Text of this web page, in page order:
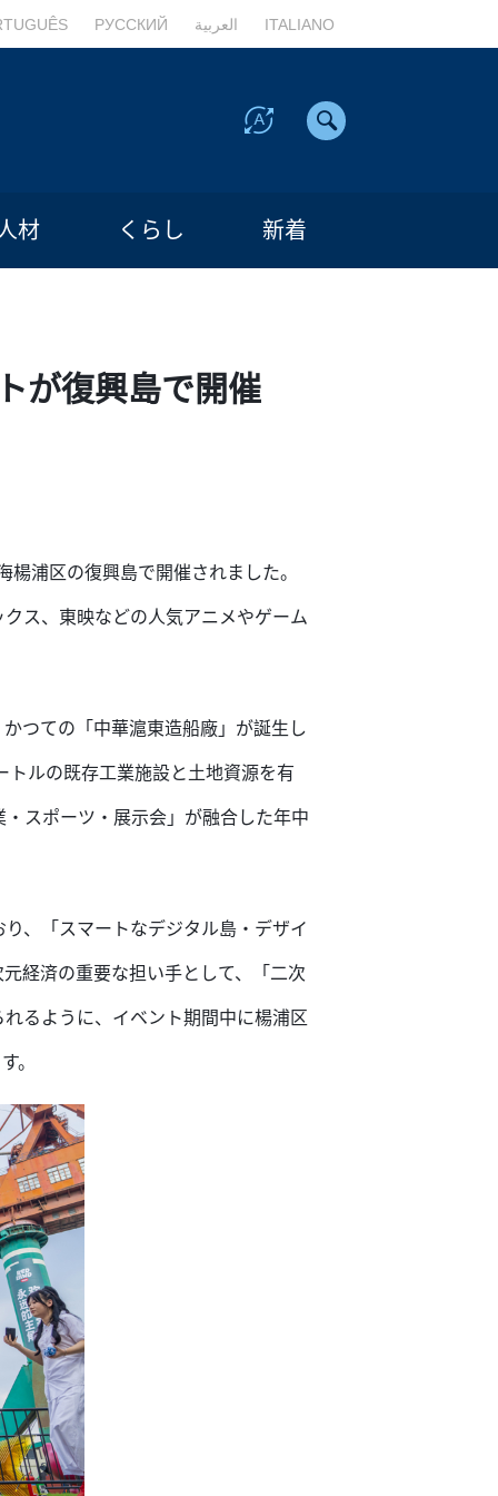
РУССКИЙ العربية ITALIANO
材 くらし 新着
が復興島で開催
浦区の復興島で開催されました。
ス、東映などの人気アニメやゲーム
つての「中華滬東造船廠」が誕生し
ルの既存工業施設と土地資源を有
スポーツ・展示会」が融合した年中
、「スマートなデジタル島・デザイ
経済の重要な担い手として、「二次
るように、イベント期間中に楊浦区
。